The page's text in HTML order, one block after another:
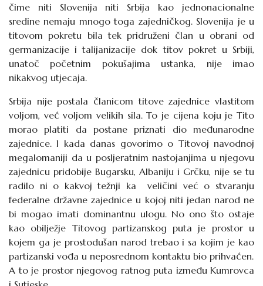
čime niti Slovenija niti Srbija kao jednonacionalne
sredine nemaju mnogo toga zajedničkog. Slovenija je u
titovom pokretu bila tek pridruženi član u obrani od
germanizacije i talijanizacije dok titov pokret u Srbiji,
unatoč početnim pokušajima ustanka, nije imao
nikakvog utjecaja.
Srbija nije postala članicom titove zajednice vlastitom
voljom, već voljom velikih sila. To je cijena koju je Tito
morao platiti da postane priznati dio međunarodne
zajednice. I kada danas govorimo o Titovoj navodnoj
megalomaniji da u posljeratnim nastojanjima u njegovu
zajednicu pridobije Bugarsku, Albaniju i Grčku, nije se tu
radilo ni o kakvoj težnji ka veličini već o stvaranju
federalne državne zajednice u kojoj niti jedan narod ne
bi mogao imati dominantnu ulogu. No ono što ostaje
kao obilježje Titovog partizanskog puta je prostor u
kojem ga je prostodušan narod trebao i sa kojim je kao
partizanski vođa u neposrednom kontaktu bio prihvaćen.
A to je prostor njegovog ratnog puta između Kumrovca